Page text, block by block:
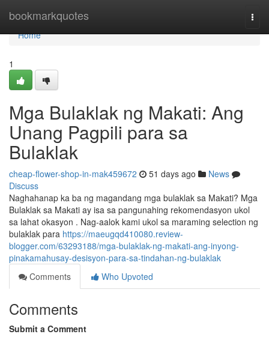
bookmarkquotes
Home
Home
1
Mga Bulaklak ng Makati: Ang
Unang Pagpili para sa
Bulaklak
cheap-flower-shop-in-mak459672 51 days ago
News
Discuss
Naghahanap ka ba ng magandang mga bulaklak sa Makati? Mga
Bulaklak sa Makati ay isa sa pangunahing rekomendasyon ukol
sa lahat okasyon . Nag-aalok kami ukol sa maraming selection ng
bulaklak para https://maeugqd410080.review-
blogger.com/63293188/mga-bulaklak-ng-makati-ang-inyong-
pinakamahusay-desisyon-para-sa-tindahan-ng-bulaklak
Comments
Who Upvoted
Comments
Submit a Comment